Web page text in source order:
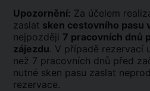
Upozornění: Za účelem
zaslat sken cestovního pasu
nejpozději 7 pracovních dnů
zájezdu. V případě rezervací
než 7 pracovních dnů před
nutné sken pasu zaslat
rezervace.